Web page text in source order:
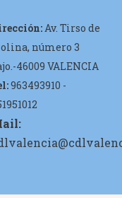
Av. Tirso de
número 3
46009 VALENCIA
963493910 -